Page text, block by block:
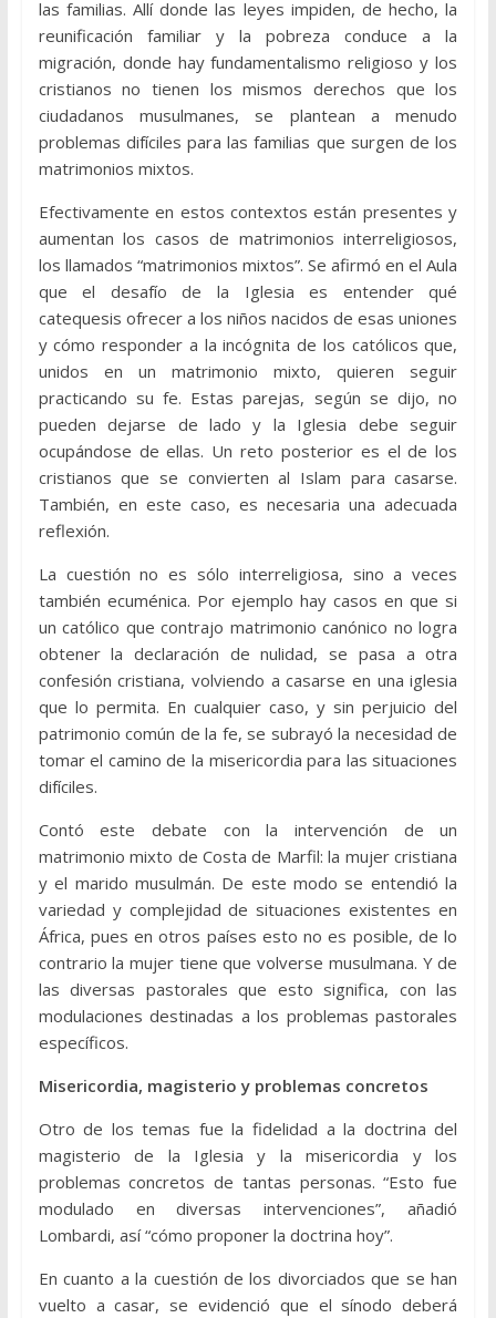
las familias. Allí donde las leyes impiden, de hecho, la
reunificación familiar y la pobreza conduce a la
migración, donde hay fundamentalismo religioso y los
cristianos no tienen los mismos derechos que los
ciudadanos musulmanes, se plantean a menudo
problemas difíciles para las familias que surgen de los
matrimonios mixtos.
Efectivamente en estos contextos están presentes y
aumentan los casos de matrimonios interreligiosos,
los llamados “matrimonios mixtos”. Se afirmó en el Aula
que el desafío de la Iglesia es entender qué
catequesis ofrecer a los niños nacidos de esas uniones
y cómo responder a la incógnita de los católicos que,
unidos en un matrimonio mixto, quieren seguir
practicando su fe. Estas parejas, según se dijo, no
pueden dejarse de lado y la Iglesia debe seguir
ocupándose de ellas. Un reto posterior es el de los
cristianos que se convierten al Islam para casarse.
También, en este caso, es necesaria una adecuada
reflexión.
La cuestión no es sólo interreligiosa, sino a veces
también ecuménica. Por ejemplo hay casos en que si
un católico que contrajo matrimonio canónico no logra
obtener la declaración de nulidad, se pasa a otra
confesión cristiana, volviendo a casarse en una iglesia
que lo permita. En cualquier caso, y sin perjuicio del
patrimonio común de la fe, se subrayó la necesidad de
tomar el camino de la misericordia para las situaciones
difíciles.
Contó este debate con la intervención de un
matrimonio mixto de Costa de Marfil: la mujer cristiana
y el marido musulmán. De este modo se entendió la
variedad y complejidad de situaciones existentes en
África, pues en otros países esto no es posible, de lo
contrario la mujer tiene que volverse musulmana. Y de
las diversas pastorales que esto significa, con las
modulaciones destinadas a los problemas pastorales
específicos.
Misericordia, magisterio y problemas concretos
Otro de los temas fue la fidelidad a la doctrina del
magisterio de la Iglesia y la misericordia y los
problemas concretos de tantas personas. “Esto fue
modulado en diversas intervenciones”, añadió
Lombardi, así “cómo proponer la doctrina hoy”.
En cuanto a la cuestión de los divorciados que se han
vuelto a casar, se evidenció que el sínodo deberá